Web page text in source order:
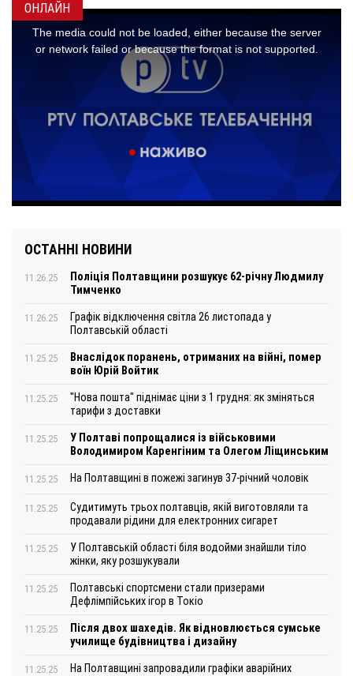
ОНЛАЙН
ОСТАННІ НОВИНИ
11.26.25
Поліція Полтавщини розшукує 62-річну Людмилу
Тимченко
11.26.25
Графік відключення світла 26 листопада у
Полтавській області
11.25.25
Внаслідок поранень, отриманих на війні, помер
воїн Юрій Войтик
11.25.25
"Нова пошта" піднімає ціни з 1 грудня: як зміняться
тарифи з доставки
11.25.25
У Полтаві попрощалися із військовими
Володимиром Каренгіним та Олегом Ліщинським
11.25.25 На Полтавщині в пожежі загинув 37-річний чоловік
11.25.25
Судитимуть трьох полтавців, якій виготовляли та
продавали рідини для електронних сигарет
11.25.25
У Полтавській області біля водойми знайшли тіло
жінки, яку розшукували
11.25.25
Полтавські спортсмени стали призерами
Дефлімпійських ігор в Токіо
11.25.25
Після двох шахедів. Як відновлюється сумське
училище будівництва і дизайну
11.25.25
На Полтавщині запровадили графіки аварійних